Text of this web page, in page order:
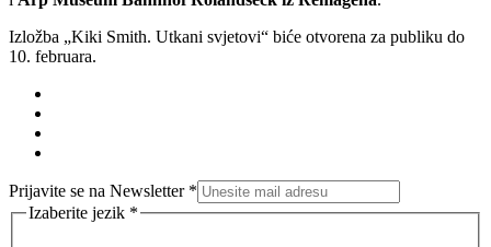
Izložba „Kiki Smith. Utkani svjetovi“ biće otvorena za publiku do
10. februara.
Prijavite se na Newsletter *
Izaberite jezik *